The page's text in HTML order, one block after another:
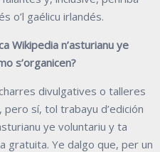
o’l gaélicu irlandés.
Wikipedia n’asturianu ye
s’organicen?
divulgatives o talleres
pero sí, tol trabayu d’edición
ye voluntariu y ta
gratuita. Ye dalgo que, per un